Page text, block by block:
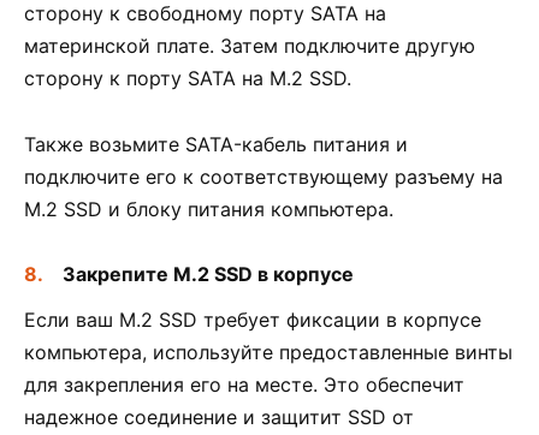
сторону к свободному порту SATA на
материнской плате. Затем подключите другую
сторону к порту SATA на M.2 SSD.
Также возьмите SATA-кабель питания и
подключите его к соответствующему разъему на
M.2 SSD и блоку питания компьютера.
Закрепите M.2 SSD в корпусе
Если ваш M.2 SSD требует фиксации в корпусе
компьютера, используйте предоставленные винты
для закрепления его на месте. Это обеспечит
надежное соединение и защитит SSD от